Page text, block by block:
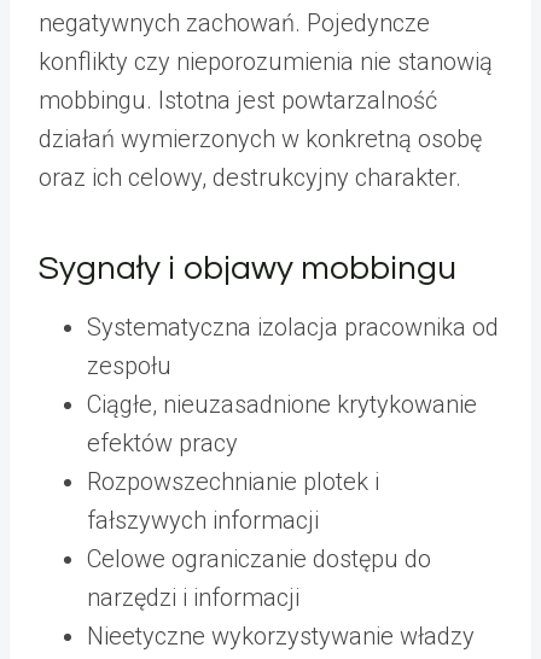
negatywnych zachowań. Pojedyncze
konflikty czy nieporozumienia nie stanowią
mobbingu. Istotna jest powtarzalność
działań wymierzonych w konkretną osobę
oraz ich celowy, destrukcyjny charakter.
Sygnały i objawy mobbingu
Systematyczna izolacja pracownika od
zespołu
Ciągłe, nieuzasadnione krytykowanie
efektów pracy
Rozpowszechnianie plotek i
fałszywych informacji
Celowe ograniczanie dostępu do
narzędzi i informacji
Nieetyczne wykorzystywanie władzy